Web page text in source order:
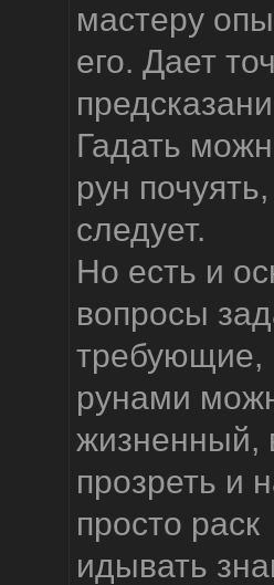
мастеру
его. Дает
Гадать
рун
следует.
Но есть и
вопросы
требующие,
рунами
жизненный,
прозреть и
просто раск
идывать